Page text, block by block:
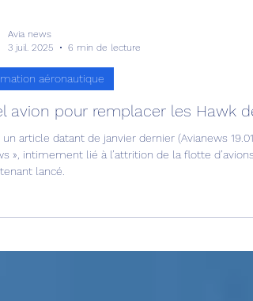
Avia news
3 juil. 2025
6 min de lecture
aéronautique
avion pour remplacer les Hawk de
un article datant de janvier dernier (Avianews